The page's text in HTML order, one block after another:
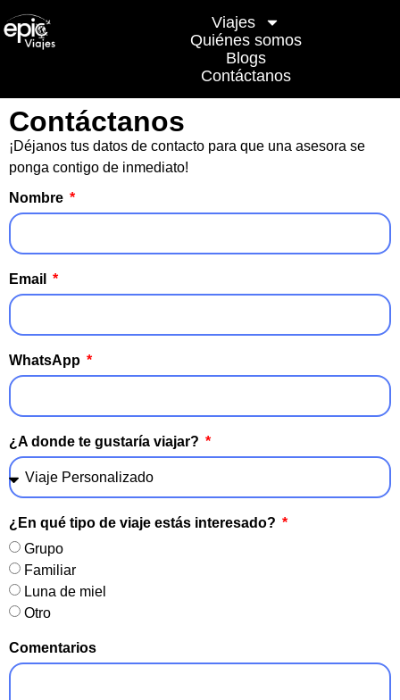
Viajes
Quiénes somos
Blogs
Contáctanos
Contáctanos
¡Déjanos tus datos de contacto para que una asesora se
ponga contigo de inmediato!
Nombre
Email
WhatsApp
¿A donde te gustaría viajar?
¿En qué tipo de viaje estás interesado?
Grupo
Familiar
Luna de miel
Otro
Comentarios